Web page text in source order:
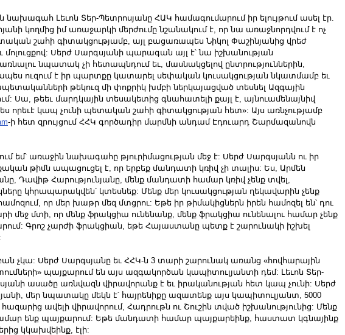
նախագահ Լեւոն Տեր-Պետրոսյանը ՀԱԿ համագումարում իր ելույթում ասել էր.
կողմից իմ առաջարկի մերժումը նշանակում է, որ նա առաջնորդվում է ոչ
շահի գիտակցությամբ, այլ բացառապես Նիկոլ Փաշինյանից վրեժ
մոլուցքով: Սերժ Սարգսյանի պարագան այլ է՝ նա իշխանության
նպատակ չի հետապնդում եւ, մասնակցելով ընտրություններին,
ուզում է իր պարտքը կատարել սեփական կուսակցության նկատմամբ եւ
թեկուզ մի փոքրիկ խմբի ներկայացված տեսնել Ազգային
Սա, թեեւ մարդկային տեսակետից գնահատելի քայլ է, այնուամենայնիվ
որեւէ կապ չունի պետական շահի գիտակցության հետ»: Այս առնչությամբ
-ի հետ զրույցում ՀՀԿ գործադիր մարմնի անդամ Էդուարդ Շարմազանովն
եմ՝ առաջին նախագահը թյուրիմացության մեջ է: Սերժ Սարգսյանն ու իր
թիմն ապացուցել է, որ երբեք մանդատի կռիվ չի տալիս: Ես, Արմեն
Դավիթ Հարությունյանը, մենք մանդատի համար կռիվ չենք տվել,
կհրապարակվեն՝ կտեսնեք: Մենք մեր կուսակցության ղեկավարին չենք
որ մեր խաթր մեզ մտցրու: Եթե իր թիմակիցներն իրեն համոզել են՝ դու
մեջ մտի, որ մենք ֆրակցիա ունենանք, մենք ֆրակցիա ունենալու համար չենք
Գրոշ չարժի ֆրակցիան, եթե Հայաստանը պետք է շարունակի իշխել
չկա: Սերժ Սարգսյանը եւ ՀՀԿ-ն 3 տարի շարունակ առանց «հովհարային
պայքարում են այս ազգակործան կապիտուլյանտի դեմ: Լեւոն Տեր-
ասածը առնվազն վիրավորանք է եւ իրականության հետ կապ չունի: Սերժ
մեր նպատակը մեկն է՝ հայրենիքը ազատենք այս կապիտուլյանտ, 5000
հազարից ավելի վիրավորում, Հադրութն ու Շուշին տված իշխանությունից: Մենք
ենք պայքարում: Եթե մանդատի համար պայքարեինք, հաստատ կգնայինք
կկախվեինք, էլի: